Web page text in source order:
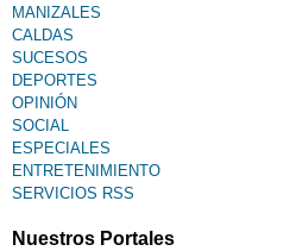
MANIZALES
CALDAS
SUCESOS
DEPORTES
OPINIÓN
SOCIAL
ESPECIALES
ENTRETENIMIENTO
SERVICIOS RSS
Nuestros Portales